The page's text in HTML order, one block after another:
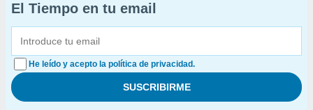
El Tiempo en tu email
He leído y acepto la política de privacidad.